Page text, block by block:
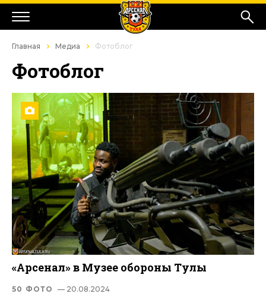
Главная Медиа Фотоблог
Фотоблог
«Арсенал» в Музее обороны Тулы
50 ФОТО — 20.08.2024